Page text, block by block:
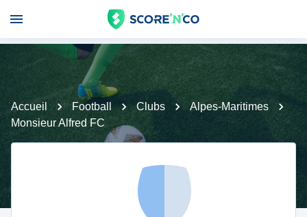
Accueil Football Clubs
Alpes-Maritimes
Monsieur Alfred FC